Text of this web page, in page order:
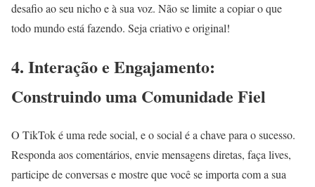
desafio ao seu nicho e à sua voz. Não se limite a copiar o que
todo mundo está fazendo. Seja criativo e original!
4. Interação e Engajamento:
Construindo uma Comunidade Fiel
O TikTok é uma rede social, e o social é a chave para o sucesso.
Responda aos comentários, envie mensagens diretas, faça lives,
participe de conversas e mostre que você se importa com a sua